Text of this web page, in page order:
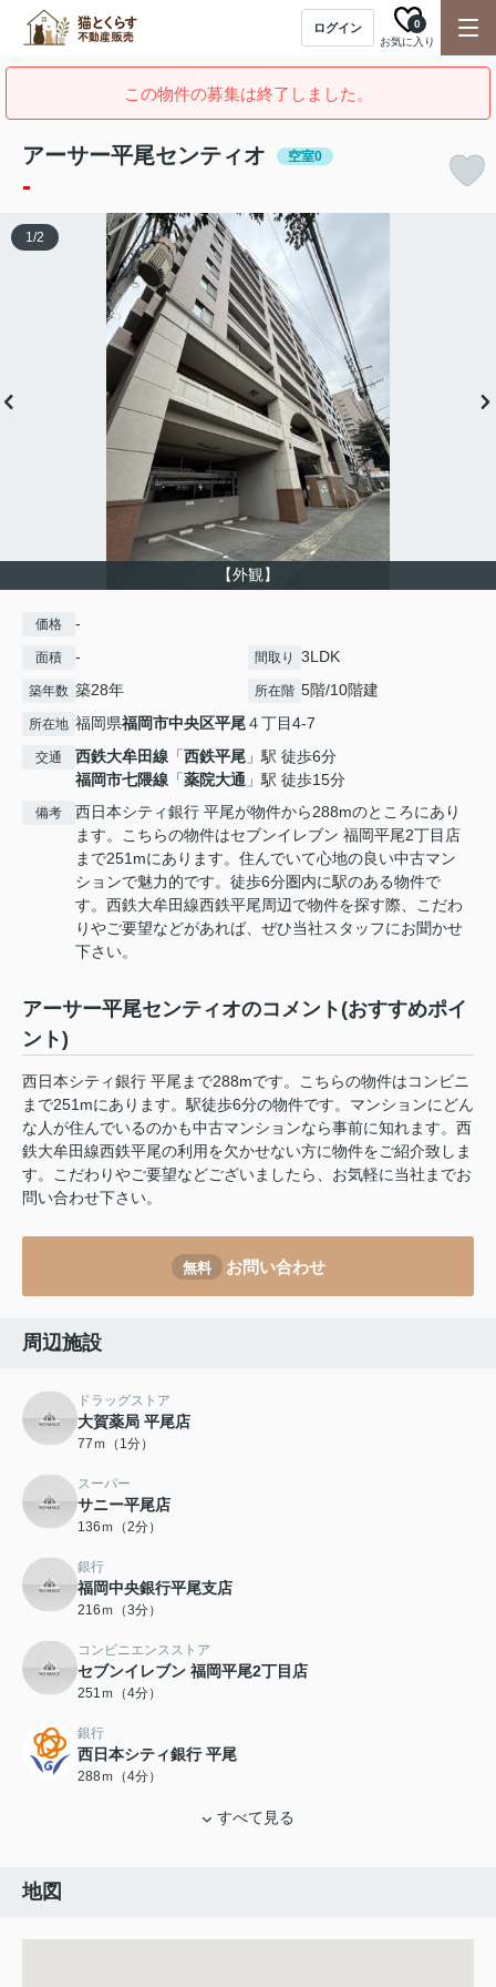
ログイン
お気に入り
0
この物件の募集は終了しました。
アーサー平尾センティオ 空室0
-
【外観】
1/2
価格 -
面積 - 間取り 3LDK
築年数 築28年 所在階 5階/10階建
所在地 福岡県福岡市中央区平尾４丁目4-7
交通 西鉄大牟田線 「西鉄平尾 」駅 徒歩6分
福岡市七隈線 「薬院大通 」駅 徒歩15分
備考
西日本シティ銀行 平尾が物件から288mのところにあり
ます。こちらの物件はセブンイレブン 福岡平尾2丁目店
まで251mにあります。住んでいて心地の良い中古マン
ションで魅力的です。徒歩6分圏内に駅のある物件で
す。西鉄大牟田線西鉄平尾周辺で物件を探す際、こだわ
りやご要望などがあれば、ぜひ当社スタッフにお聞かせ
下さい。
アーサー平尾センティオのコメント(おすすめポイ
ント)
西日本シティ銀行 平尾まで288mです。こちらの物件はコンビニ
まで251mにあります。駅徒歩6分の物件です。マンションにどん
な人が住んでいるのかも中古マンションなら事前に知れます。西
鉄大牟田線西鉄平尾の利用を欠かせない方に物件をご紹介致しま
す。こだわりやご要望などございましたら、お気軽に当社までお
問い合わせ下さい。
無料 お問い合わせ
周辺施設
ドラッグストア
大賀薬局 平尾店
77ｍ（1分）
スーパー
サニー平尾店
136ｍ（2分）
銀行
福岡中央銀行平尾支店
216ｍ（3分）
コンビニエンスストア
セブンイレブン 福岡平尾2丁目店
251ｍ（4分）
銀行
西日本シティ銀行 平尾
288ｍ（4分）
すべて見る
地図